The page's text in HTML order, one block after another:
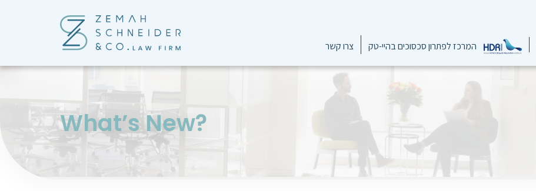
המרכז לפתרון סכסוכים בהיי-טק צרו קשר
?What’s New